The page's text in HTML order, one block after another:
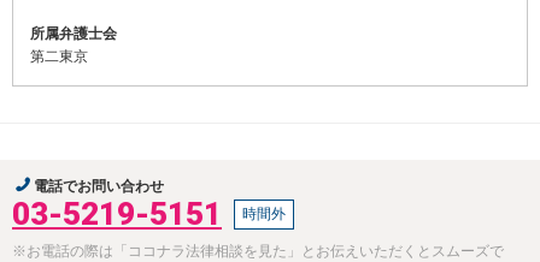
所属弁護士会
第二東京
電話でお問い合わせ
03-5219-5151 時間外
※お電話の際は「ココナラ法律相談を見た」とお伝えいただくとスムーズで